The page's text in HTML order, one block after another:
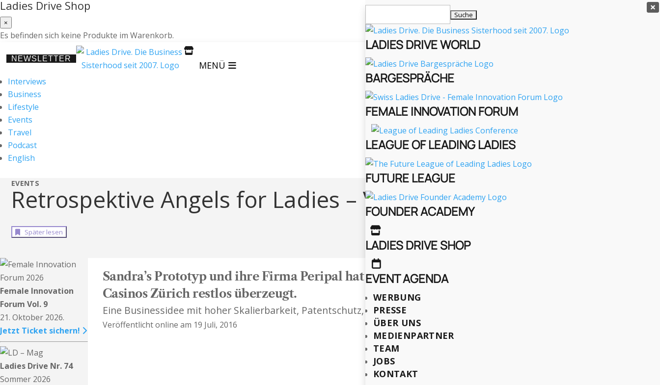
Ladies Drive Shop
×
Es befinden sich keine Produkte im Warenkorb.
NEWSLETTER

MENÜ
Interviews
Business
Lifestyle
Events
Travel
Podcast
English

nach:
LADIES DRIVE WORLD
BARGESPRÄCHE
FEMALE INNOVATION FORUM
LEAGUE OF LEADING LADIES
FUTURE LEAGUE
FOUNDER ACADEMY

LADIES DRIVE SHOP

EVENT AGENDA
WERBUNG
PRESSE
ÜBER UNS
MEDIENPARTNER
TEAM
JOBS
KONTAKT
EVENTS
Retrospektive Angels for Ladies – Vol. 5
Später lesen
Female Innovation
Forum Vol. 9
21. Oktober 2026.
Jetzt Ticket sichern!
Ladies Drive Nr. 74
Sommer 2026
Sandra’s Prototyp und ihre Firma Peripal hat die Jury und das Publikum im Swiss
Casinos Zürich restlos überzeugt.
Eine Businessidee mit hoher Skalierbarkeit, Patentschutz, nachvollziehbar und eindrücklich.
Veröffentlicht online am 19 Juli, 2016